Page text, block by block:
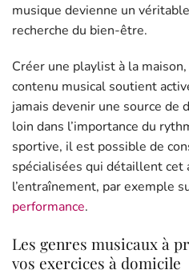
musique devienne un
recherche du bien-être.
Créer une playlist à la maison,
contenu musical soutient
jamais devenir une source de
loin dans l’importance du
sportive, il est possible de
spécialisées qui détaillent cet
l’entraînement, par exemple
performance.
Les genres musicaux à
vos exercices à domicile